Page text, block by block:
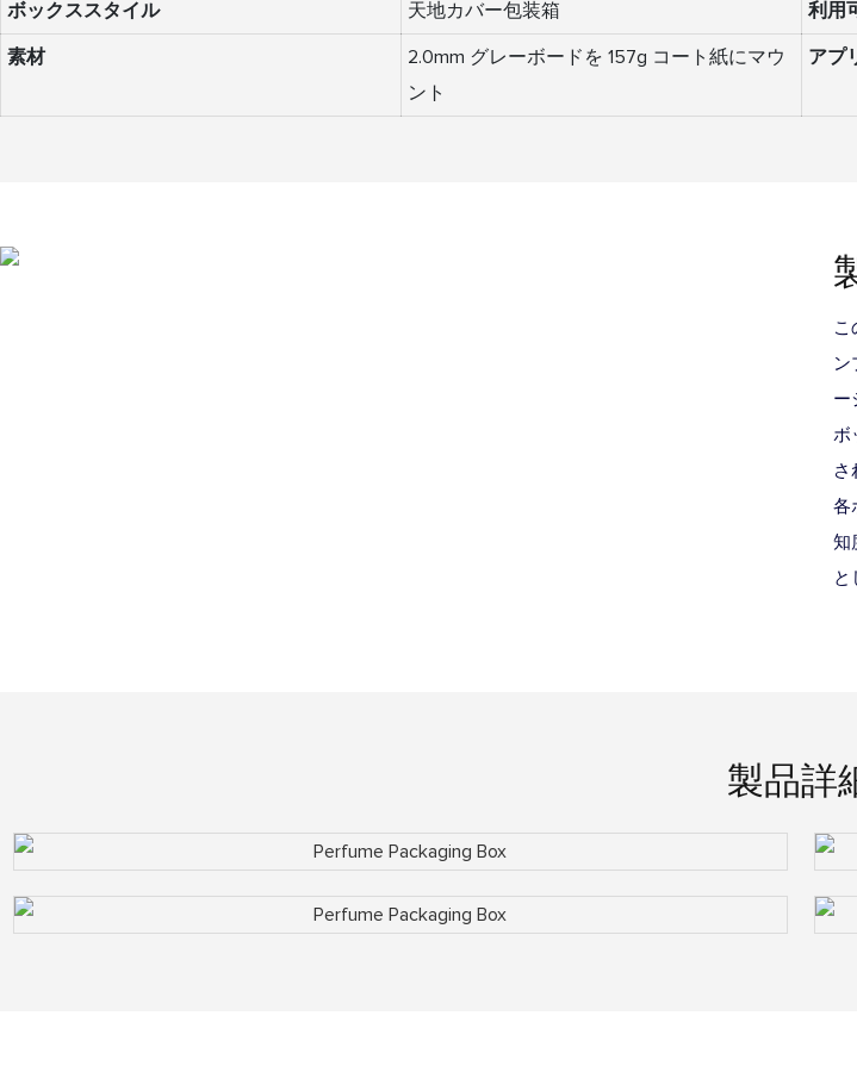
ボックススタイル 天地カバー包装箱 利用
素材
2.0mm グレーボードを 157g コート紙にマウ
ント
アプ
こ
ー
ボ
さ
各
知
と
製品詳